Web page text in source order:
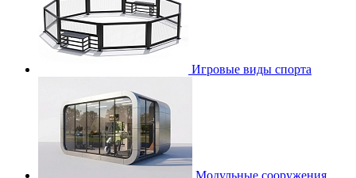
Игровые виды спорта
Модульные сооружения